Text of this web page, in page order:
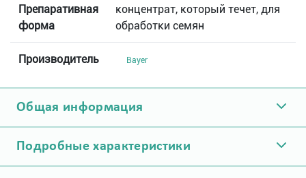
Препаративная
форма
концентрат, который течет, для
обработки семян
Производитель Bayer
Общая информация
Подробные характеристики